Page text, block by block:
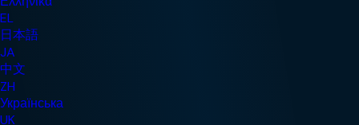
EL
日本語
JA
中文
ZH
Українська
UK